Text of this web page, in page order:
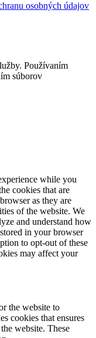
osobných údajov
Používaním
súborov
while you
cookies that are
as they are
of the website. We
and understand how
in your browser
to opt-out of these
may affect your
the website to
cookies that ensures
website. These